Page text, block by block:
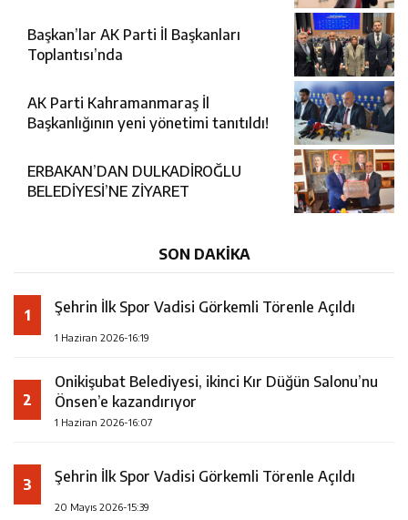
Başkan’lar AK Parti İl Başkanları
Toplantısı’nda
AK Parti Kahramanmaraş İl
Başkanlığının yeni yönetimi tanıtıldı!
ERBAKAN’DAN DULKADİROĞLU
BELEDİYESİ’NE ZİYARET
SON DAKİKA
1 Şehrin İlk Spor Vadisi Görkemli Törenle Açıldı
1 Haziran 2026-16:19
2
Onikişubat Belediyesi, ikinci Kır Düğün Salonu’nu
Önsen’e kazandırıyor
1 Haziran 2026-16:07
3 Şehrin İlk Spor Vadisi Görkemli Törenle Açıldı
20 Mayıs 2026-15:39